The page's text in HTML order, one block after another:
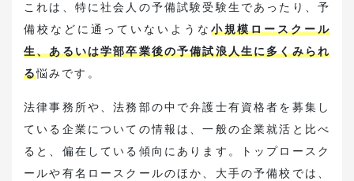
これは、特に社会人の予備試験受験生であったり、予
備校などに通っていないような 小規模ロースクール
生、あるいは学部卒業後の予備試浪人生に多くみられ
る悩みです。
法律事務所や、法務部の中で弁護士有資格者を募集し
ている企業についての情報は、一般の企業就活と比べ
ると、偏在している傾向にあります。トップロースク
ールや有名ロースクールのほか、大手の予備校では、